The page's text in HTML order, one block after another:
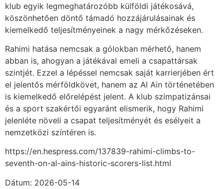
klub egyik legmeghatározóbb külföldi játékosává,
köszönhetően döntő támadó hozzájárulásainak és
kiemelkedő teljesítményeinek a nagy mérkőzéseken.
Rahimi hatása nemcsak a gólokban mérhető, hanem
abban is, ahogyan a játékával emeli a csapattársak
szintjét. Ezzel a lépéssel nemcsak saját karrierjében ért
el jelentős mérföldkövet, hanem az Al Ain történetében
is kiemelkedő előrelépést jelent. A klub szimpatizánsai
és a sport szakértői egyaránt elismerik, hogy Rahimi
jelenléte növeli a csapat teljesítményét és esélyeit a
nemzetközi színtéren is.
https://en.hespress.com/137839-rahimi-climbs-to-
seventh-on-al-ains-historic-scorers-list.html
Dátum: 2026-05-14